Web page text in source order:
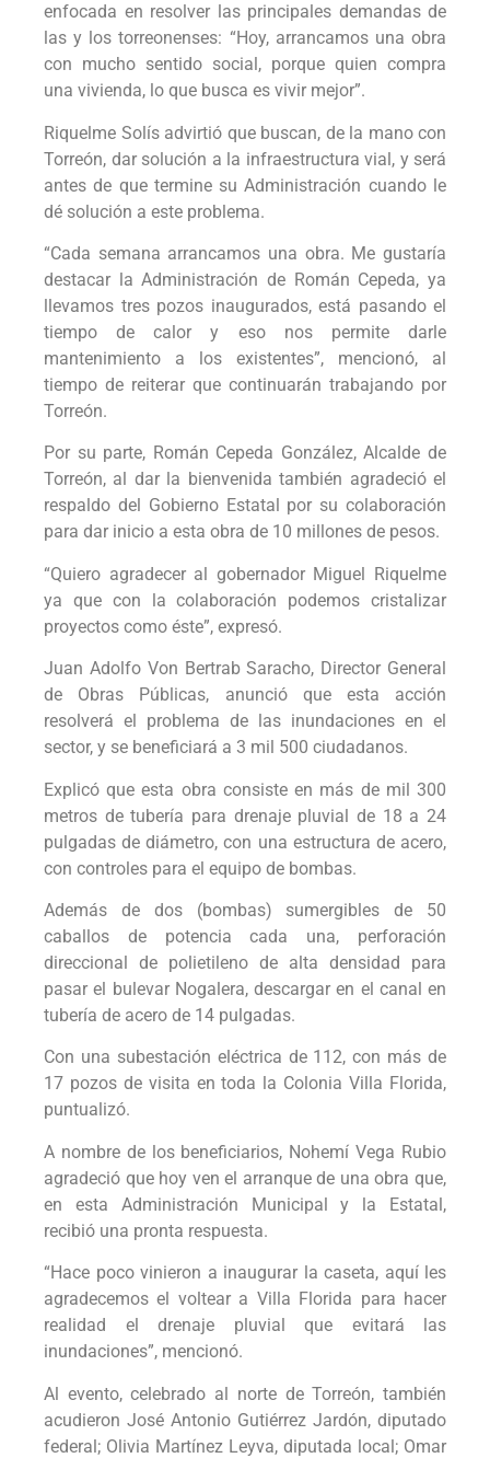
enfocada en resolver las principales demandas de
las y los torreonenses: “Hoy, arrancamos una obra
con mucho sentido social, porque quien compra
una vivienda, lo que busca es vivir mejor”.
Riquelme Solís advirtió que buscan, de la mano con
Torreón, dar solución a la infraestructura vial, y será
antes de que termine su Administración cuando le
dé solución a este problema.
“Cada semana arrancamos una obra. Me gustaría
destacar la Administración de Román Cepeda, ya
llevamos tres pozos inaugurados, está pasando el
tiempo de calor y eso nos permite darle
mantenimiento a los existentes”, mencionó, al
tiempo de reiterar que continuarán trabajando por
Torreón.
Por su parte, Román Cepeda González, Alcalde de
Torreón, al dar la bienvenida también agradeció el
respaldo del Gobierno Estatal por su colaboración
para dar inicio a esta obra de 10 millones de pesos.
“Quiero agradecer al gobernador Miguel Riquelme
ya que con la colaboración podemos cristalizar
proyectos como éste”, expresó.
Juan Adolfo Von Bertrab Saracho, Director General
de Obras Públicas, anunció que esta acción
resolverá el problema de las inundaciones en el
sector, y se beneficiará a 3 mil 500 ciudadanos.
Explicó que esta obra consiste en más de mil 300
metros de tubería para drenaje pluvial de 18 a 24
pulgadas de diámetro, con una estructura de acero,
con controles para el equipo de bombas.
Además de dos (bombas) sumergibles de 50
caballos de potencia cada una, perforación
direccional de polietileno de alta densidad para
pasar el bulevar Nogalera, descargar en el canal en
tubería de acero de 14 pulgadas.
Con una subestación eléctrica de 112, con más de
17 pozos de visita en toda la Colonia Villa Florida,
puntualizó.
A nombre de los beneficiarios, Nohemí Vega Rubio
agradeció que hoy ven el arranque de una obra que,
en esta Administración Municipal y la Estatal,
recibió una pronta respuesta.
“Hace poco vinieron a inaugurar la caseta, aquí les
agradecemos el voltear a Villa Florida para hacer
realidad el drenaje pluvial que evitará las
inundaciones”, mencionó.
Al evento, celebrado al norte de Torreón, también
acudieron José Antonio Gutiérrez Jardón, diputado
federal; Olivia Martínez Leyva, diputada local; Omar